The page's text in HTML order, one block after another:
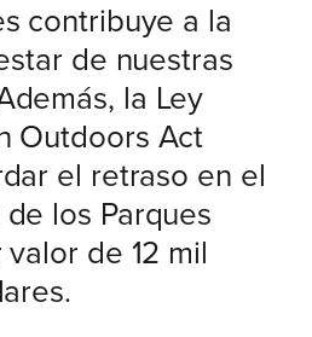
contribuye a la
de nuestras
la Ley
Outdoors Act
el retraso en el
los Parques
de 12 mil